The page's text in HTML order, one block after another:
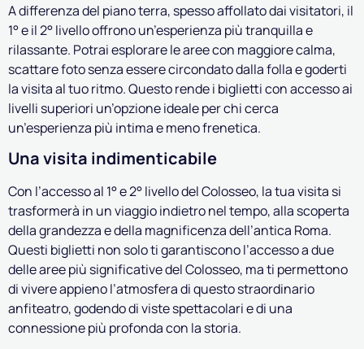
A differenza del piano terra, spesso affollato dai visitatori, il
1° e il 2° livello offrono un’esperienza più tranquilla e
rilassante. Potrai esplorare le aree con maggiore calma,
scattare foto senza essere circondato dalla folla e goderti
la visita al tuo ritmo. Questo rende i biglietti con accesso ai
livelli superiori un’opzione ideale per chi cerca
un’esperienza più intima e meno frenetica.
Una visita indimenticabile
Con l’accesso al 1° e 2° livello del Colosseo, la tua visita si
trasformerà in un viaggio indietro nel tempo, alla scoperta
della grandezza e della magnificenza dell’antica Roma.
Questi biglietti non solo ti garantiscono l’accesso a due
delle aree più significative del Colosseo, ma ti permettono
di vivere appieno l’atmosfera di questo straordinario
anfiteatro, godendo di viste spettacolari e di una
connessione più profonda con la storia.